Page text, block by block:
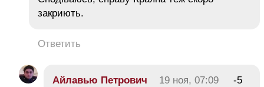
закриють.
Ответить
Айлавью Петрович 19 ноя, 07:09 -5